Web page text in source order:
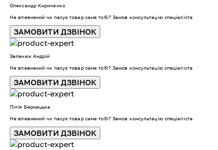
Олександр Кириченко
Не впевнений чи пасує товар саме тобі? Замов консультацію спеціаліста
ЗАМОВИТИ ДЗВІНОК
Зеленюк Андрій
Не впевнений чи пасує товар саме тобі? Замов консультацію спеціаліста
ЗАМОВИТИ ДЗВІНОК
Лілія Бернацька
Не впевнений чи пасує товар саме тобі? Замов консультацію спеціаліста
ЗАМОВИТИ ДЗВІНОК